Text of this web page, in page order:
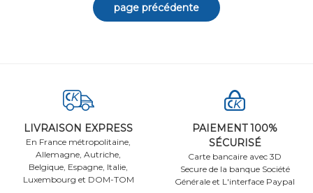
LIVRAISON EXPRESS
En France métropolitaine,
Allemagne, Autriche,
Belgique, Espagne, Italie,
Luxembourg et DOM-TOM
PAIEMENT 100%
SÉCURISÉ
Carte bancaire avec 3D
Secure de la banque Société
Générale et L'interface Paypal